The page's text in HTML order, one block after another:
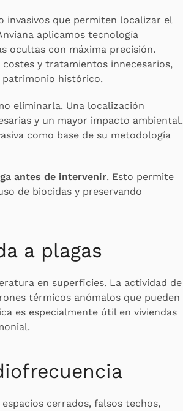
invasivos que permiten localizar el
aplicamos tecnología
ocultas con máxima precisión.
y tratamientos innecesarios,
patrimonio histórico.
eliminarla. Una localización
y un mayor impacto ambiental.
como base de su metodología
antes de intervenir. Esto permite
de biocidas y preservando
a plagas
en superficies. La actividad de
térmicos anómalos que pueden
es especialmente útil en viviendas
cerrados, falsos techos,